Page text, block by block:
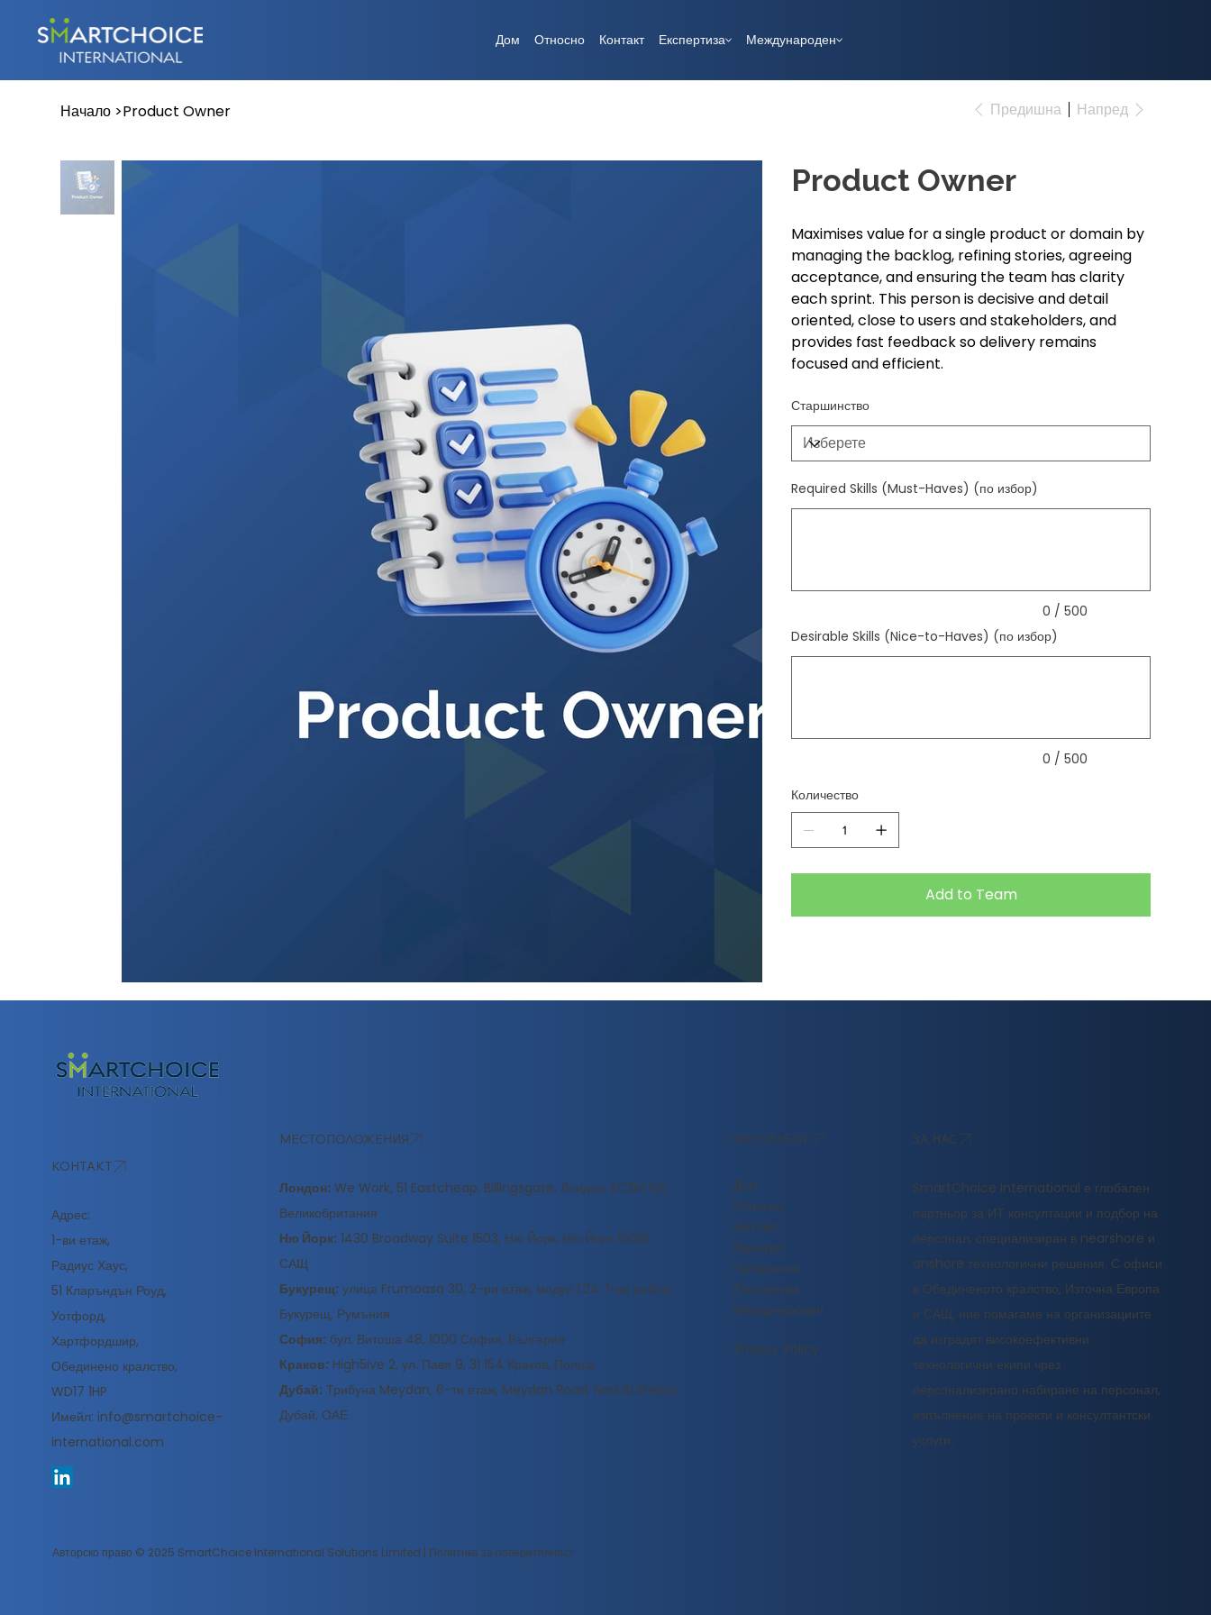
Дом Относно Контакт Експертиза Международен
Начало >Product Owner Предишна Напред
Product Owner
Maximises value for a single product or domain by
managing the backlog, refining stories, agreeing
acceptance, and ensuring the team has clarity
each sprint. This person is decisive and detail
oriented, close to users and stakeholders, and
provides fast feedback so delivery remains
focused and efficient.
Старшинство
Required Skills (Must-Haves) (по избор)
0 / 500
Desirable Skills (Nice-to-Haves) (по избор)
0 / 500
Количество
Add to Team
КОНТАКТ
Адрес:
1-ви етаж,
Радиус Хаус,
51 Кларъндън Роуд,
Уотфорд,
Хартфордшир,
Обединено кралство,
WD17 1HP
Имейл: info@smartchoice-
international.com
МЕСТОПОЛОЖЕНИЯ
Лондон: We Work, 51 Eastcheap, Billingsgate, Лондон, EC3M 1JP,
Великобритания
Ню Йорк: 1430 Broadway Suite 1503, Ню Йорк, Ню Йорк 10018,
САЩ
Букурещ: улица Frumoasa 30, 2-ри етаж, модул 1.24, 1-ви район,
Букурещ, Румъния
София: бул. Витоша 48, 1000 София, България
Краков: High5ive 2, ул. Павя 9, 31 154 Краков, Полша
Дубай: Трибуна Meydan, 6-ти етаж, Meydan Road, Nad Al Sheba,
Дубай, ОАЕ
УМЕН ИЗБОР
Дом
Относно
Контакт
Кариери
Прозрения
Експертиза
Международен
Privacy Policy
ЗА НАС
SmartChoice International е глобален
партньор за ИТ консултации и подбор на
персонал, специализиран в nearshore и
onshore технологични решения. С офиси
в Обединеното кралство, Източна Европа
и САЩ, ние помагаме на организациите
да изградят високоефективни
технологични екипи чрез
персонализирано набиране на персонал,
изпълнение на проекти и консултантски
услуги.
Авторско право © 2025 SmartChoice International Solutions Limited | Политика за поверителност